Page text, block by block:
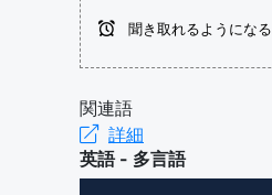
聞き取れるようになる
関連語
詳細
英語 - 多言語